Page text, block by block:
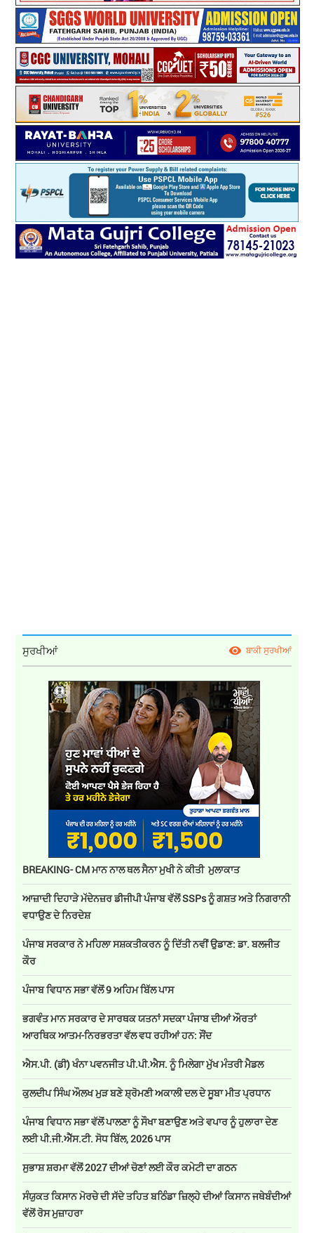
ਸੁਰਖੀਆਂ ਬਾਕੀ ਸੁਰਖੀਆਂ
BREAKING- CM ਮਾਨ ਨਾਲ ਥਲ ਸੈਨਾ ਮੁਖੀ ਨੇ ਕੀਤੀ ਮੁਲਾਕਾਤ
ਆਜ਼ਾਦੀ ਦਿਹਾੜੇ ਮੱਦੇਨਜ਼ਰ ਡੀਜੀਪੀ ਪੰਜਾਬ ਵੱਲੋਂ SSPs ਨੂੰ ਗਸ਼ਤ ਅਤੇ ਨਿਗਰਾਨੀ
ਵਧਾਉਣ ਦੇ ਨਿਰਦੇਸ਼
ਪੰਜਾਬ ਸਰਕਾਰ ਨੇ ਮਹਿਲਾ ਸਸ਼ਕਤੀਕਰਨ ਨੂੰ ਦਿੱਤੀ ਨਵੀਂ ਉਡਾਣ: ਡਾ. ਬਲਜੀਤ
ਕੌਰ
ਪੰਜਾਬ ਵਿਧਾਨ ਸਭਾ ਵੱਲੋਂ 9 ਅਹਿਮ ਬਿੱਲ ਪਾਸ
ਭਗਵੰਤ ਮਾਨ ਸਰਕਾਰ ਦੇ ਸਾਰਥਕ ਯਤਨਾਂ ਸਦਕਾ ਪੰਜਾਬ ਦੀਆਂ ਔਰਤਾਂ
ਆਰਥਿਕ ਆਤਮ-ਨਿਰਭਰਤਾ ਵੱਲ ਵਧ ਰਹੀਆਂ ਹਨ: ਸੌਂਦ
ਐਸ.ਪੀ. (ਡੀ) ਖੰਨਾ ਪਵਨਜੀਤ ਪੀ.ਪੀ.ਐਸ. ਨੂੰ ਮਿਲੇਗਾ ਮੁੱਖ ਮੰਤਰੀ ਮੈਡਲ
ਕੁਲਦੀਪ ਸਿੰਘ ਔਲਖ ਮੁੜ ਬਣੇ ਸ਼੍ਰੋਮਣੀ ਅਕਾਲੀ ਦਲ ਦੇ ਸੂਬਾ ਮੀਤ ਪ੍ਰਧਾਨ
ਪੰਜਾਬ ਵਿਧਾਨ ਸਭਾ ਵੱਲੋਂ ਪਾਲਣਾ ਨੂੰ ਸੌਖਾ ਬਣਾਉਣ ਅਤੇ ਵਪਾਰ ਨੂੰ ਹੁਲਾਰਾ ਦੇਣ
ਲਈ ਪੀ.ਜੀ.ਐੱਸ.ਟੀ. ਸੋਧ ਬਿੱਲ, 2026 ਪਾਸ
ਸੁਭਾਸ਼ ਸ਼ਰਮਾ ਵੱਲੋਂ 2027 ਦੀਆਂ ਚੋਣਾਂ ਲਈ ਕੌਰ ਕਮੇਟੀ ਦਾ ਗਠਨ
ਸੰਯੁਕਤ ਕਿਸਾਨ ਮੋਰਚੇ ਦੀ ਸੱਦੇ ਤਹਿਤ ਬਠਿੰਡਾ ਜ਼ਿਲ੍ਹੇ ਦੀਆਂ ਕਿਸਾਨ ਜਥੇਬੰਦੀਆਂ
ਵੱਲੋਂ ਰੋਸ ਮੁਜ਼ਾਹਰਾ